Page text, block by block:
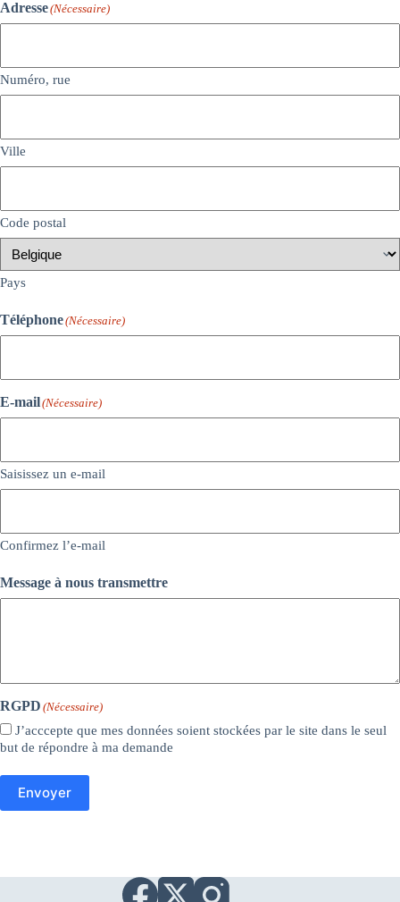
Adresse(Nécessaire)
Numéro, rue
Ville
Code postal
Pays
Téléphone(Nécessaire)
E-mail(Nécessaire)
Saisissez un e-mail
Confirmez l’e-mail
Message à nous transmettre
RGPD (Nécessaire)
J’acccepte que mes données soient stockées par le site dans le seul
but de répondre à ma demande
Envoyer